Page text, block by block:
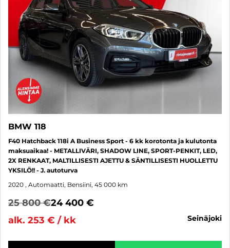
BMW 118
F40 Hatchback 118i A Business Sport - 6 kk korotonta ja kulutonta
maksuaikaa! - METALLIVÄRI, SHADOW LINE, SPORT-PENKIT, LED,
2X RENKAAT, MALTILLISESTI AJETTU & SÄNTILLISESTI HUOLLETTU
YKSILÖ!! - J. autoturva
2020 , Automaatti, Bensiini, 45 000 km
25 800 €24 400 €
alk. 253 € / kk
seinäjoki